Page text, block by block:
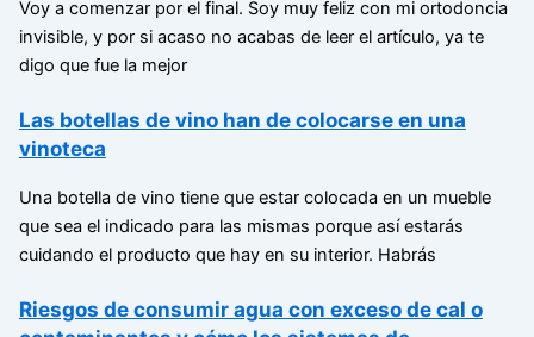
Voy a comenzar por el final. Soy muy feliz con mi ortodoncia
invisible, y por si acaso no acabas de leer el artículo, ya te
digo que fue la mejor
Las botellas de vino han de colocarse en una
vinoteca
Una botella de vino tiene que estar colocada en un mueble
que sea el indicado para las mismas porque así estarás
cuidando el producto que hay en su interior. Habrás
Riesgos de consumir agua con exceso de cal o